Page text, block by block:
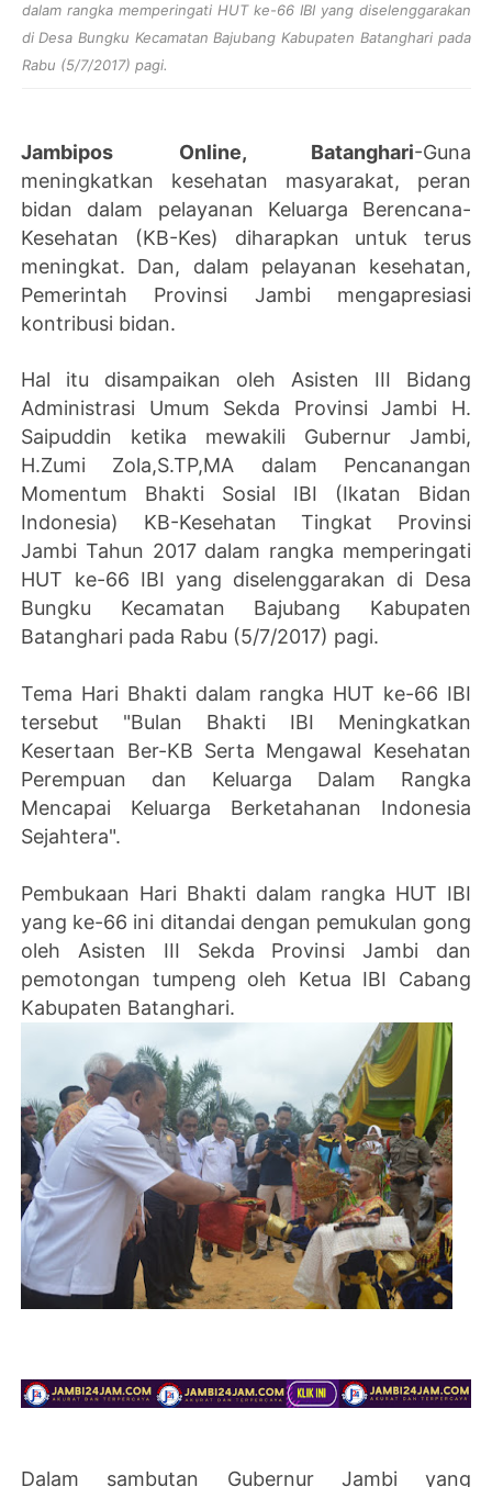
dalam rangka memperingati HUT ke-66 IBI yang diselenggarakan
di Desa Bungku Kecamatan Bajubang Kabupaten Batanghari pada
Rabu (5/7/2017) pagi.
Jambipos Online, Batanghari-Guna
meningkatkan kesehatan masyarakat, peran
bidan dalam pelayanan Keluarga Berencana-
Kesehatan (KB-Kes) diharapkan untuk terus
meningkat. Dan, dalam pelayanan kesehatan,
Pemerintah Provinsi Jambi mengapresiasi
kontribusi bidan.
Hal itu disampaikan oleh Asisten III Bidang
Administrasi Umum Sekda Provinsi Jambi H.
Saipuddin ketika mewakili Gubernur Jambi,
H.Zumi Zola,S.TP,MA dalam Pencanangan
Momentum Bhakti Sosial IBI (Ikatan Bidan
Indonesia) KB-Kesehatan Tingkat Provinsi
Jambi Tahun 2017 dalam rangka memperingati
HUT ke-66 IBI yang diselenggarakan di Desa
Bungku Kecamatan Bajubang Kabupaten
Batanghari pada Rabu (5/7/2017) pagi.
Tema Hari Bhakti dalam rangka HUT ke-66 IBI
tersebut "Bulan Bhakti IBI Meningkatkan
Kesertaan Ber-KB Serta Mengawal Kesehatan
Perempuan dan Keluarga Dalam Rangka
Mencapai Keluarga Berketahanan Indonesia
Sejahtera".
Pembukaan Hari Bhakti dalam rangka HUT IBI
yang ke-66 ini ditandai dengan pemukulan gong
oleh Asisten III Sekda Provinsi Jambi dan
pemotongan tumpeng oleh Ketua IBI Cabang
Kabupaten Batanghari.
Dalam sambutan Gubernur Jambi yang